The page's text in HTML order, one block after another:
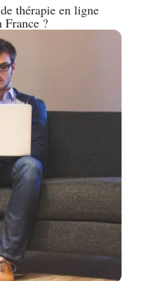
thérapie en ligne
France ?